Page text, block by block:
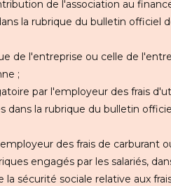
de l'association au
la rubrique du bulletin officiel
de l'entreprise ou celle de
;
par l'employeur des frais
dans la rubrique du bulletin
des frais de carburant
engagés par les salariés,
sécurité sociale relative aux